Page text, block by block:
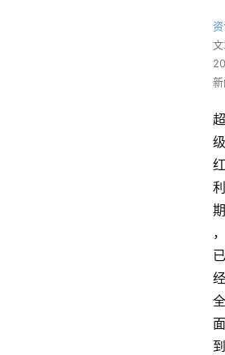
超
级
红
利
期
，
已
经
全
面
到